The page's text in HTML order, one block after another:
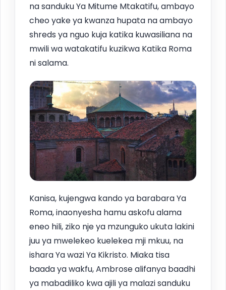
na sanduku Ya Mitume Mtakatifu, ambayo
cheo yake ya kwanza hupata na ambayo
shreds ya nguo kuja katika kuwasiliana na
mwili wa watakatifu kuzikwa Katika Roma
ni salama.
Kanisa, kujengwa kando ya barabara Ya
Roma, inaonyesha hamu askofu alama
eneo hili, ziko nje ya mzunguko ukuta lakini
juu ya mwelekeo kuelekea mji mkuu, na
ishara Ya wazi Ya Kikristo. Miaka tisa
baada ya wakfu, Ambrose alifanya baadhi
ya mabadiliko kwa ajili ya malazi sanduku